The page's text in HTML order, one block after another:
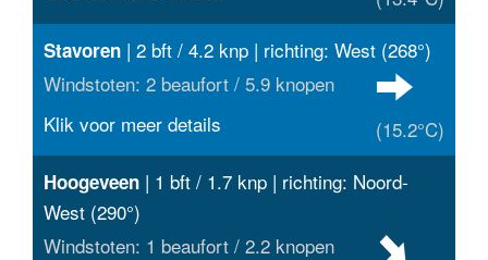
Stavoren | 2 bft / 4.2 knp | richting: West (268°)
Windstoten: 2 beaufort / 5.9 knopen
(15.2°C)
Klik voor meer details
Hoogeveen | 1 bft / 1.7 knp | richting: Noord-
West (290°)
Windstoten: 1 beaufort / 2.2 knopen